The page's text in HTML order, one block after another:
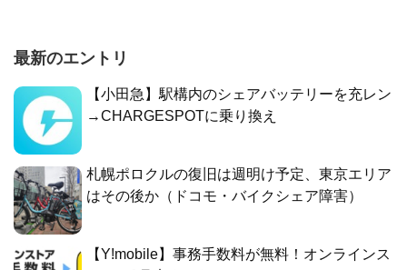
最新のエントリ
【小田急】駅構内のシェアバッテリーを充レン
→CHARGESPOTに乗り換え
札幌ポロクルの復旧は週明け予定、東京エリア
はその後か（ドコモ・バイクシェア障害）
【Y!mobile】事務手数料が無料！オンラインス